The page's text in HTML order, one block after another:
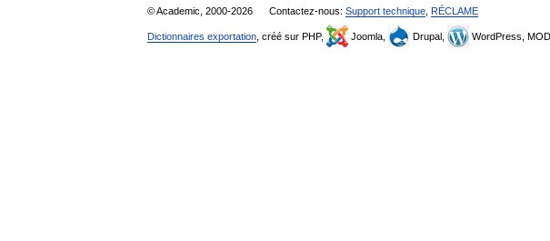
© Academic, 2000-2026 Contactez-nous: Support technique RÉCLAME
Dictionnaires exportation , créé sur PHP, Joomla, Drupal, WordPress,